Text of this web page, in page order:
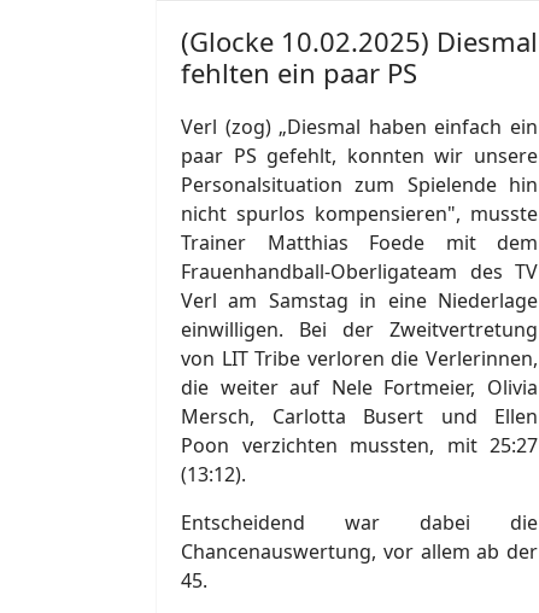
(Glocke 10.02.2025) Diesmal
fehlten ein paar PS
Verl (zog) „Diesmal haben einfach ein
paar PS gefehlt, konnten wir unsere
Personalsituation zum Spielende hin
nicht spurlos kompensieren", musste
Trainer Matthias Foede mit dem
Frauenhandball-Oberligateam des TV
Verl am Samstag in eine Niederlage
einwilligen. Bei der Zweitvertretung
von LIT Tribe verloren die Verlerinnen,
die weiter auf Nele Fortmeier, Olivia
Mersch, Carlotta Busert und Ellen
Poon verzichten mussten, mit 25:27
(13:12).
Entscheidend war dabei die
Chancenauswertung, vor allem ab der
45.